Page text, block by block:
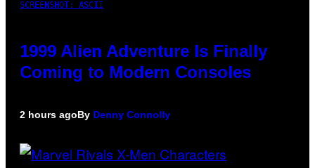
SCREENSHOT: ASCII
1999 Alien Adventure Is Finally
Coming to Modern Consoles
2 hours agoBy Denny Connolly